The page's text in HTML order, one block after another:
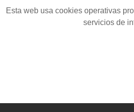
Esta web usa cookies operativas
servicios de